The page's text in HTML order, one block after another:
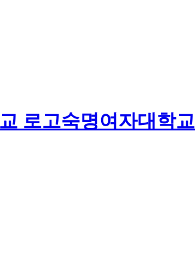
로고숙명여자대학교